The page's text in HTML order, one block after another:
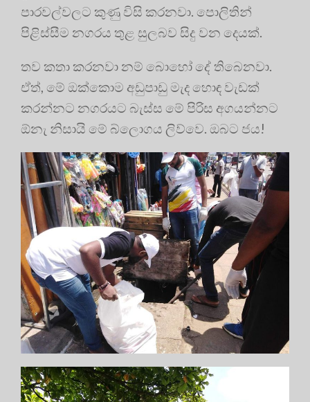
පාරවල්වලට කුණු විසි කරනවා. පොලිතින්
පිළිස්සීම නගරය තුළ සුලබව සිදු වන දෙයක්.
තව කතා කරනවා නම් බොහෝ දේ තිබෙනවා.
ඒත්, මේ ඔක්කොම අඩුපාඩු මැද හොඳ වැඩක්
කරන්නට නගරයට බැස්ස මේ පිරිස අගයන්නට
ඕනැ නිසායි මේ බ්ලොගය ලිව්වෙ. ඔබට ජය!